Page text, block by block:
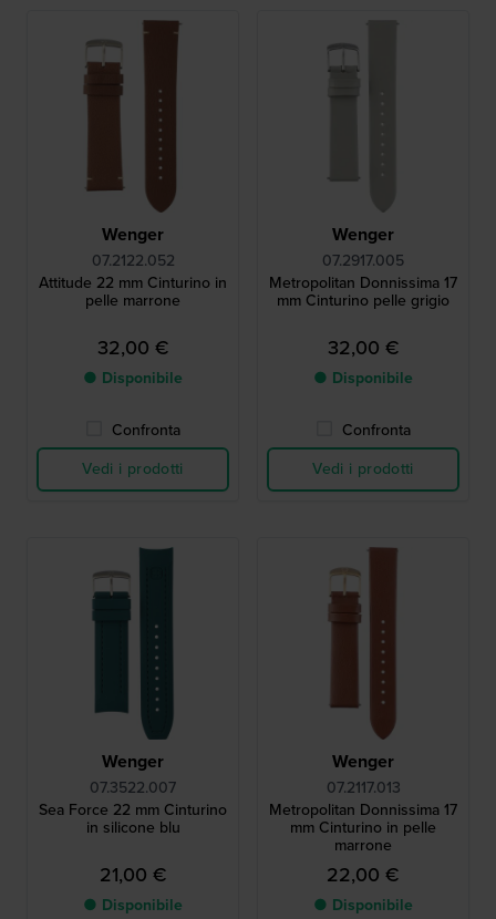
Wenger
07.2122.052
Attitude 22 mm Cinturino in
pelle marrone
32,00 €
● Disponibile
Confronta
Vedi i prodotti
Wenger
07.2917.005
Metropolitan Donnissima 17
mm Cinturino pelle grigio
32,00 €
● Disponibile
Confronta
Vedi i prodotti
Wenger
07.3522.007
Sea Force 22 mm Cinturino
in silicone blu
21,00 €
● Disponibile
Wenger
07.2117.013
Metropolitan Donnissima 17
mm Cinturino in pelle
marrone
22,00 €
● Disponibile